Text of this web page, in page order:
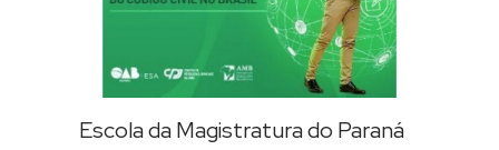
Escola da Magistratura do Paraná